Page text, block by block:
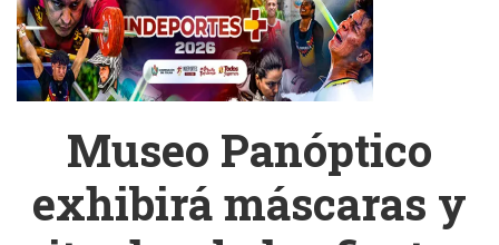
Museo Panóptico
exhibirá máscaras y